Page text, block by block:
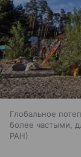
Глобальное
более частыми,
РАН